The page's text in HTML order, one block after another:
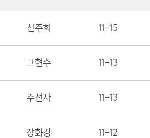
신주희 11-15
고현수 11-13
주선자 11-13
장화경 11-12